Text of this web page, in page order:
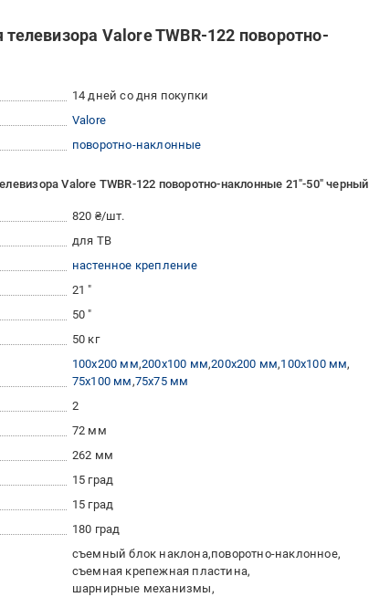
Valore TWBR-122 поворотно-
14 дней со дня покупки
Valore
поворотно-наклонные
Valore TWBR-122 поворотно-наклонные 21"-50" черный
820 ₴/шт.
для ТВ
настенное крепление
21 "
50 "
50 кг
100x200 мм 200x100 мм 200x200 мм 100x100 мм
75x100 мм 75x75 мм
2
72 мм
262 мм
15 град
15 град
180 град
съемный блок наклона поворотно-наклонное
съемная крепежная пластина
шарнирные механизмы